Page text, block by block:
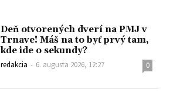
Deň otvorených dverí na PMJ v
Trnave! Máš na to byť prvý tam,
kde ide o sekundy?
redakcia - 6. augusta 2026, 12:27 0